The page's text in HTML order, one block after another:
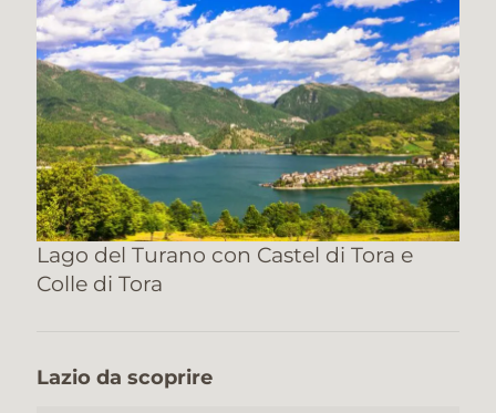
Lago del Turano con Castel di Tora e
Colle di Tora
Lazio da scoprire